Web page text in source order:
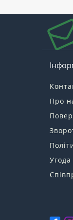
Про
Угода